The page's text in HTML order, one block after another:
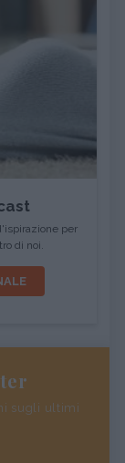
per
di noi.
sugli ultimi